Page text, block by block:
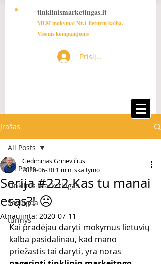
tinklinismarketingas.lt
MLM mokymai Nr.1 lietuvių kalba.
Visoms kompanijoms
Prisijungti
Įrašas
All Posts
Tinklinis Marketingas
Saviugda
turinys
All Posts
Serija #222 Kas tu manai
esąs?! ☹️
Gediminas Grinevičius
2020-06-30 1 min. skaitymo
Atnaujinta: 2020-07-11
Kai pradėjau daryti mokymus lietuvių
kalba pasidalinau, kad mano
priežastis tai daryti, yra noras